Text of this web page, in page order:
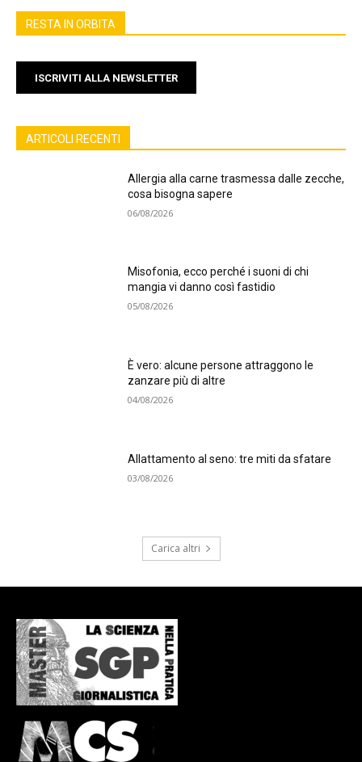
RESTA IN ORBITA
ISCRIVITI ALLA NEWSLETTER
ARTICOLI RECENTI
Allergia alla carne trasmessa dalle zecche,
cosa bisogna sapere
06/08/2026
Misofonia, ecco perché i suoni di chi
mangia vi danno così fastidio
05/08/2026
È vero: alcune persone attraggono le
zanzare più di altre
04/08/2026
Allattamento al seno: tre miti da sfatare
03/08/2026
Carica altri